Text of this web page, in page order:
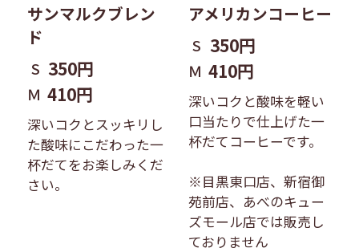
サンマルクブレン
ド
S 350円
Ｍ 410円
深いコクとスッキリし
た酸味にこだわった一
杯だてをお楽しみくだ
さい。
アメリカンコーヒー
S 350円
Ｍ 410円
深いコクと酸味を軽い
口当たりで仕上げた一
杯だてコーヒーです。
※目黒東口店、新宿御
苑前店、あべのキュー
ズモール店では販売し
ておりません